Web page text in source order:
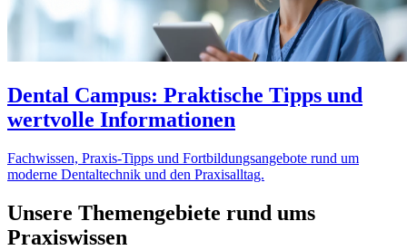
Dental Campus: Praktische Tipps und
wertvolle Informationen
Fachwissen, Praxis-Tipps und Fortbildungsangebote rund um
moderne Dentaltechnik und den Praxisalltag.
Unsere Themengebiete rund ums
Praxiswissen